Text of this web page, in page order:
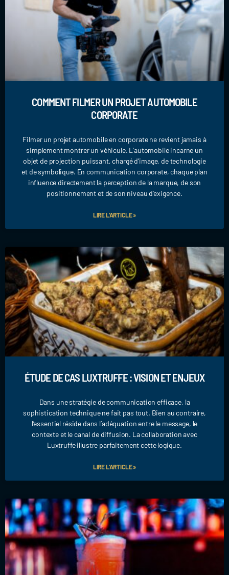
COMMENT FILMER UN PROJET AUTOMOBILE
CORPORATE
Filmer un projet automobile en corporate ne revient jamais à
simplement montrer un véhicule. L’automobile incarne un
objet de projection puissant, chargé d’image, de technologie
et de symbolique. En communication corporate, chaque plan
influence directement la perception de la marque, de son
positionnement et de son niveau d’exigence.
LIRE L'ARTICLE »
ÉTUDE DE CAS LUXTRUFFE : VISION ET ENJEUX
Dans une stratégie de communication efficace, la
sophistication technique ne fait pas tout. Bien au contraire,
l’essentiel réside dans l’adéquation entre le message, le
contexte et le canal de diffusion. La collaboration avec
Luxtruffe illustre parfaitement cette logique.
LIRE L'ARTICLE »